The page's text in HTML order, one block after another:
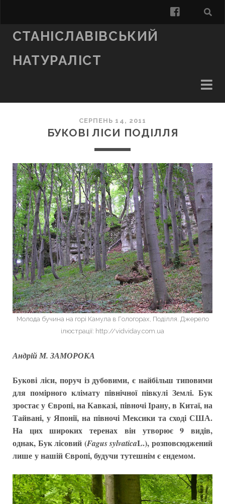
facebook
СТАНІСЛАВІВСЬКИЙ
НАТУРАЛІСТ
СЕРПЕНЬ 14, 2011
БУКОВІ ЛІСИ ПОДІЛЛЯ
Молода бучина на горі Камула в Гологорах, Поділля. Джерело
ілюстрації: http://vidviday.com.ua
Андрій М. ЗАМОРОКА
Букові ліси, поруч із дубовими, є найбільш типовими
для помірного клімату північної півкулі Землі. Бук
зростає у Європі, на Кавказі, півночі Ірану, в Китаї, на
Тайвані, у Японії, на півночі Мексики та сході США.
На цих широких теренах він утворює 9 видів,
однак,Бук лісовий (Fagus sylvaticaL.),розповсюджений
лише у нашій Європі, будучитутешнім є ендемом.